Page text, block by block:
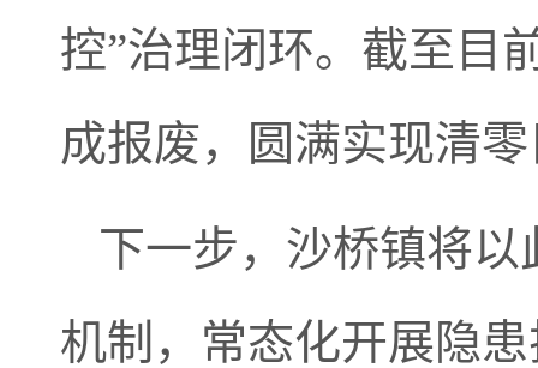
控”治理闭环。截至目
成报废，圆满实现清
下一步，沙桥镇将
机制，常态化开展隐